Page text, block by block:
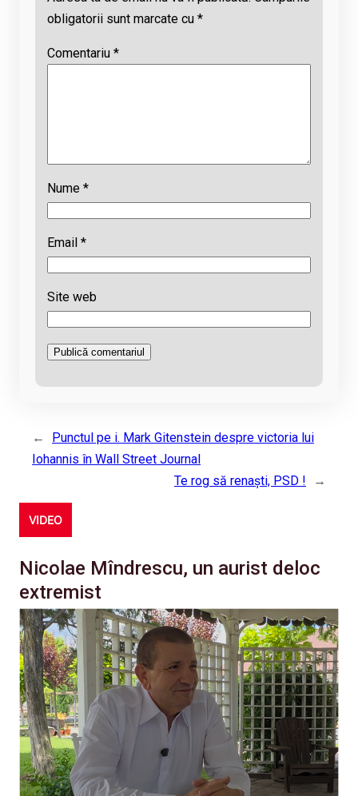
obligatorii sunt marcate cu *
Comentariu *
Nume *
Email *
Site web
←
Punctul pe i. Mark Gitenstein despre victoria lui
Iohannis în Wall Street Journal
Te rog să renaști, PSD !
→
VIDEO
Nicolae Mîndrescu, un aurist deloc
extremist